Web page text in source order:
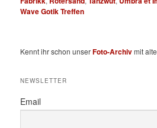
Wave Gotik Treffen
Kennt ihr schon unserFoto-Archivmit
NEWSLETTER
Email